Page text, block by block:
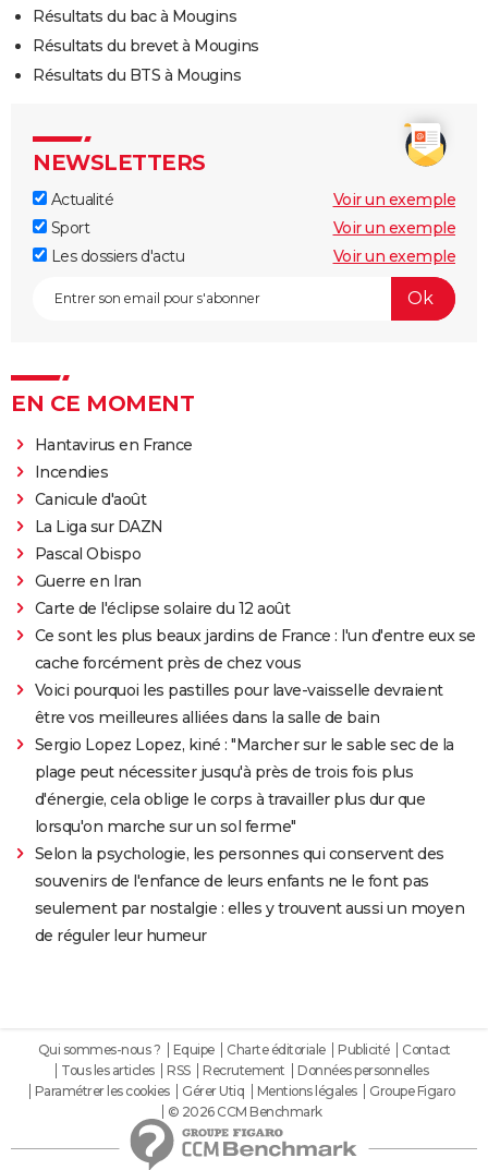
Résultats du bac à Mougins
Résultats du brevet à Mougins
Résultats du BTS à Mougins
NEWSLETTERS
Actualité
Voir un exemple
Sport
Voir un exemple
Les dossiers d'actu
Voir un exemple
EN CE MOMENT
Hantavirus en France
Incendies
Canicule d'août
La Liga sur DAZN
Pascal Obispo
Guerre en Iran
Carte de l'éclipse solaire du 12 août
Ce sont les plus beaux jardins de France : l'un d'entre eux se
cache forcément près de chez vous
Voici pourquoi les pastilles pour lave-vaisselle devraient
être vos meilleures alliées dans la salle de bain
Sergio Lopez Lopez, kiné : "Marcher sur le sable sec de la
plage peut nécessiter jusqu'à près de trois fois plus
d'énergie, cela oblige le corps à travailler plus dur que
lorsqu'on marche sur un sol ferme"
Selon la psychologie, les personnes qui conservent des
souvenirs de l'enfance de leurs enfants ne le font pas
seulement par nostalgie : elles y trouvent aussi un moyen
de réguler leur humeur
Qui sommes-nous ? Equipe Charte éditoriale Publicité
Contact
Tous les articles
RSS Recrutement
Données personnelles
Paramétrer les cookies
Gérer Utiq Mentions légales
Groupe Figaro
© 2026 CCM Benchmark